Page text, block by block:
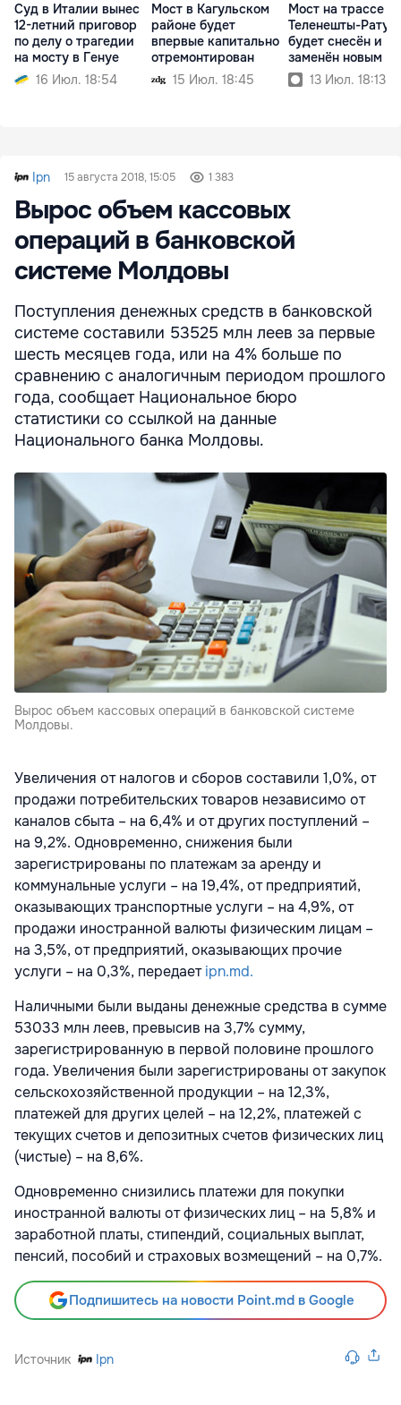
Суд в Италии вынес
12-летний приговор
по делу о трагедии
на мосту в Генуе
16 Июл. 18:54
Мост в Кагульском
районе будет
впервые капитально
отремонтирован
15 Июл. 18:45
Мост на трассе
Теленешты-Ратуш
будет снесён и
заменён новым
13 Июл. 18:13
Ipn 15 августа 2018, 15:05 1 383
Вырос объем кассовых
операций в банковской
системе Молдовы
Поступления денежных средств в банковской
системе составили 53525 млн леев за первые
шесть месяцев года, или на 4% больше по
сравнению с аналогичным периодом прошлого
года, сообщает Национальное бюро
статистики со ссылкой на данные
Национального банка Молдовы.
Вырос объем кассовых операций в банковской системе
Молдовы.
Увеличения от налогов и сборов составили 1,0%, от
продажи потребительских товаров независимо от
каналов сбыта – на 6,4% и от других поступлений –
на 9,2%. Одновременно, снижения были
зарегистрированы по платежам за аренду и
коммунальные услуги – на 19,4%, от предприятий,
оказывающих транспортные услуги – на 4,9%, от
продажи иностранной валюты физическим лицам –
на 3,5%, от предприятий, оказывающих прочие
услуги – на 0,3%, передаетipn.md.
Наличными были выданы денежные средства в сумме
53033 млн леев, превысив на 3,7% сумму,
зарегистрированную в первой половине прошлого
года. Увеличения были зарегистрированы от закупок
сельскохозяйственной продукции – на 12,3%,
платежей для других целей – на 12,2%, платежей с
текущих счетов и депозитных счетов физических лиц
(чистые) – на 8,6%.
Одновременно снизились платежи для покупки
иностранной валюты от физических лиц – на 5,8% и
заработной платы, стипендий, социальных выплат,
пенсий, пособий и страховых возмещений – на 0,7%.
Подпишитесь на новости Point.md в Google
Источник Ipn